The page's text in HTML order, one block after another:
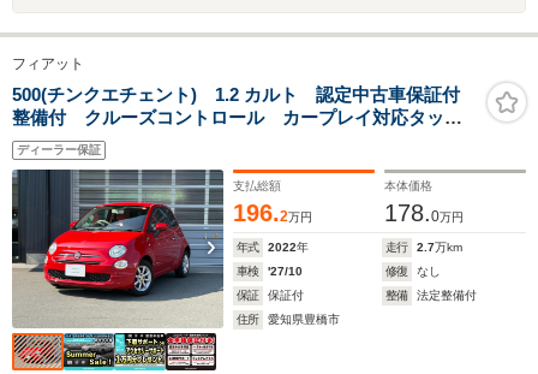
フィアット
500(チンクエチェント) 1.2 カルト 認定中古車保証付
整備付 クルーズコントロール カープレイ対応タッチ
パネル 社外レザーシートカバー装着 バックカメラ
Bluetooth ETC マニュアル式エアコン 純正14インチ
アルミホイール
ディーラー保証
支払総額
196.2万円
本体価格
178.0万円
年式 2022年 走行 2.7万km
車検
'27/10 修復
なし
保証
保証付 整備
法定整備付
住所
愛知県豊橋市